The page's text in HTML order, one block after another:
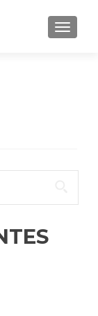
MENU